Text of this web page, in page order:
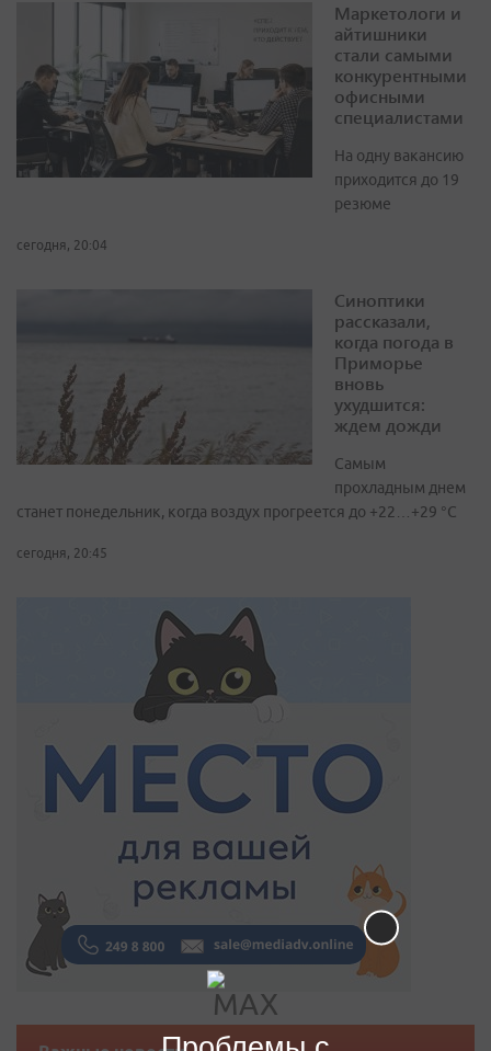
Маркетологи и
айтишники
стали самыми
конкурентными
офисными
специалистами
На одну вакансию
приходится до 19
резюме
сегодня, 20:04
Синоптики
рассказали,
когда погода в
Приморье
вновь
ухудшится:
ждем дожди
Самым
прохладным днем
станет понедельник, когда воздух прогреется до +22…+29 °С
сегодня, 20:45